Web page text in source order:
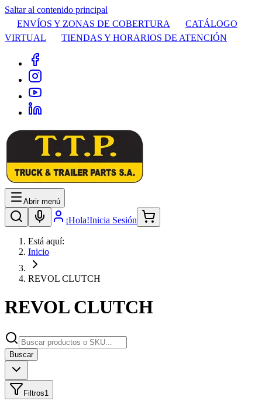
Saltar al contenido principal
ENVÍOS Y ZONAS DE COBERTURA
CATÁLOGO
VIRTUAL
TIENDAS Y HORARIOS DE ATENCIÓN
Abrir menú
¡Hola!Inicia Sesión
Está aquí:
Inicio
REVOL CLUTCH
REVOL CLUTCH
Buscar
Filtros1